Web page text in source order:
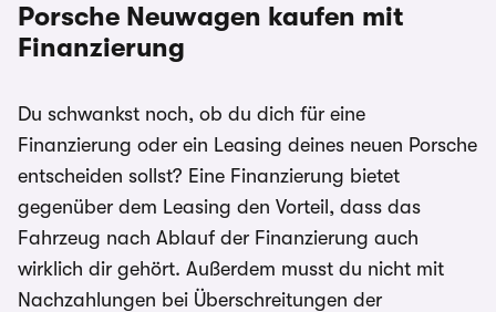
Porsche Neuwagen kaufen mit
Finanzierung
Du schwankst noch, ob du dich für eine
Finanzierung oder ein Leasing deines neuen Porsche
entscheiden sollst? Eine Finanzierung bietet
gegenüber dem Leasing den Vorteil, dass das
Fahrzeug nach Ablauf der Finanzierung auch
wirklich dir gehört. Außerdem musst du nicht mit
Nachzahlungen bei Überschreitungen der